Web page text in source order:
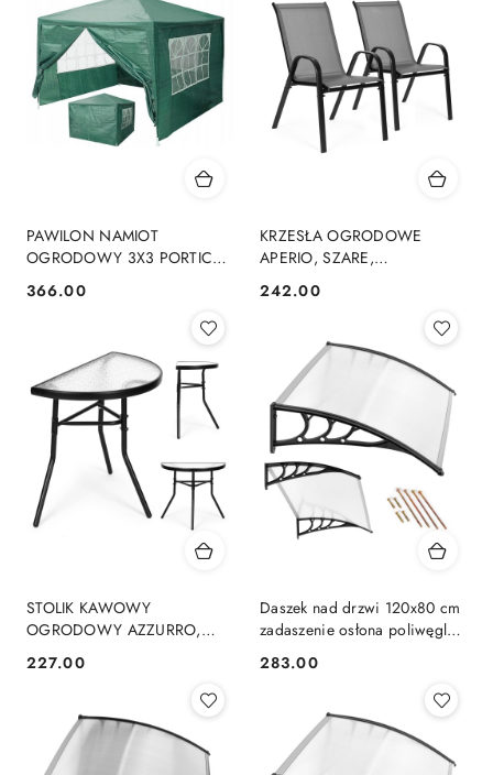
PAWILON NAMIOT
OGRODOWY 3X3 PORTICO,
4 ŚCIANY, OKNA,
WODOODPORNY, ZIELONY
Cena:
366.00
KRZESŁA OGRODOWE
APERIO, SZARE,
NOWOCZESNE, DO
OGRODU, TARAS, BALKON,
Cena:
242.00
STOLIK KAWOWY
OGRODOWY AZZURRO,
DO SALONU, 70 CM
Cena:
227.00
Daszek nad drzwi 120x80 cm
zadaszenie osłona poliwęglan
Cena:
283.00